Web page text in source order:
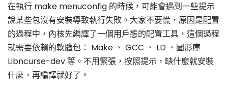
在執行 make menuconfig 的時候，可能會遇到一些提示
說某些包沒有安裝導致執行失敗。大家不要慌，原因是配置
的過程中，內核先編譯了一個用戶態的配置工具，這個過程
就需要依賴的軟體包： Make 、 GCC 、 LD 、圖形庫
Libncurse-dev 等。不用緊張，按照提示，缺什麼就安裝
什麼，再編譯就好了。